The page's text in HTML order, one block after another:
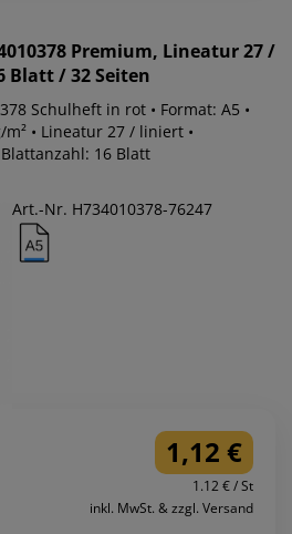
Premium, Lineatur 27 /
Blatt / 32 Seiten
Schulheft in rot • Format: A5 •
• Lineatur 27 / liniert •
16 Blatt
Art.-Nr. H734010378-76247
1,12 €
1.12 € / St
inkl. MwSt. & zzgl. Versand